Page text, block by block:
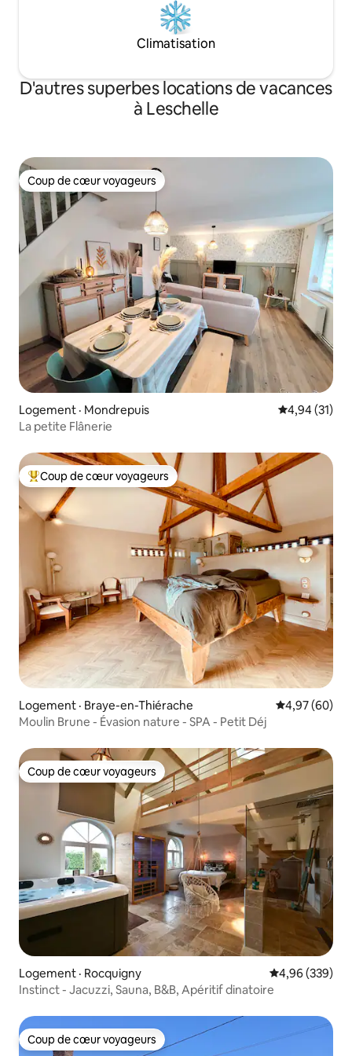
Climatisation
D'autres superbes locations de vacances
à Leschelle
Coup de cœur voyageurs
Coup de cœur voyageurs
Logement · Mondrepuis Note
4,94 (31)
La petite Flânerie
Coup de cœur voyageurs parmi les plus aimés
Coup de cœur voyageurs
Logement · Braye-en-Thiérache Note
4,97 (60)
Moulin Brune - Évasion nature - SPA - Petit Déj
Coup de cœur voyageurs
Coup de cœur voyageurs
Logement · Rocquigny Note
4,96 (339)
Instinct - Jacuzzi, Sauna, B&B, Apéritif dinatoire
Coup de cœur voyageurs
Coup de cœur voyageurs